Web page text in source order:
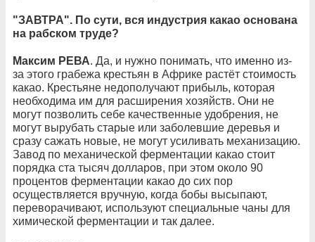
"ЗАВТРА". По сути, вся индустрия какао основана
на рабском труде?
Максим РЕВА. Да, и нужно понимать, что именно из-
за этого грабежа крестьян в Африке растёт стоимость
какао. Крестьяне недополучают прибыль, которая
необходима им для расширения хозяйств. Они не
могут позволить себе качественные удобрения, не
могут вырубать старые или заболевшие деревья и
сразу сажать новые, не могут усиливать механизацию.
Завод по механической ферментации какао стоит
порядка ста тысяч долларов, при этом около 90
процентов ферментации какао до сих пор
осуществляется вручную, когда бобы высыпают,
переворачивают, используют специальные чаны для
химической ферментации и так далее.